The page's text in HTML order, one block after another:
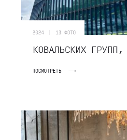
2024 13 ФОТО
КОВАЛЬСКИХ
ПОСМОТРЕТЬ